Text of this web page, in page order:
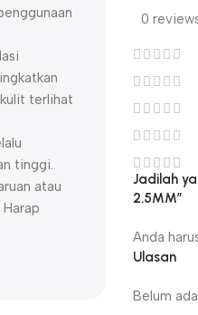
terlihat
tinggi.
atau
0
Ulasan
Belum ada
Jadilah
2.5MM”
Anda